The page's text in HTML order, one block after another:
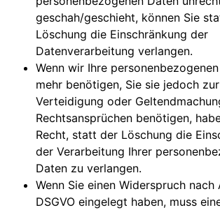
geschah/geschieht, können Sie
Löschung die Einschränkung der
Datenverarbeitung verlangen.
Wenn wir Ihre
mehr benötigen, Sie sie jedoch
Verteidigung oder
Rechtsansprüchen benötigen,
Recht, statt der Löschung die
der Verarbeitung Ihrer
Daten zu verlangen.
Wenn Sie einen Widerspruch nach
DSGVO eingelegt haben, muss